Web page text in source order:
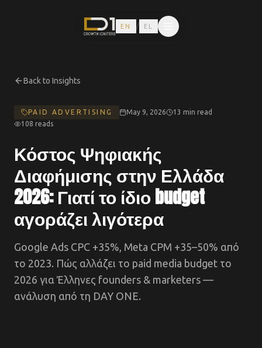
EN / EL
Back to Insights
PAID ADVERTISING May 9, 2026
13 min read
108 reads
Κόστος Ψηφιακής
Διαφήμισης στην Ελλάδα
2026: Γιατί το ίδιο budget
αγοράζει λιγότερα
Google Ads CPC +35%, Meta CPM +35–50% από
το 2023. Πώς αλλάζει το paid media budget το
2026 για Έλληνες founders & marketers —
ανάλυση από τη DAY ONE.